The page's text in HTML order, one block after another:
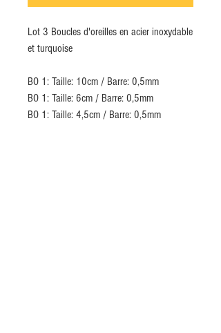
Lot 3 Boucles d'oreilles en acier inoxydable
et turquoise
BO 1: Taille: 10cm / Barre: 0,5mm
BO 1: Taille: 6cm / Barre: 0,5mm
BO 1: Taille: 4,5cm / Barre: 0,5mm